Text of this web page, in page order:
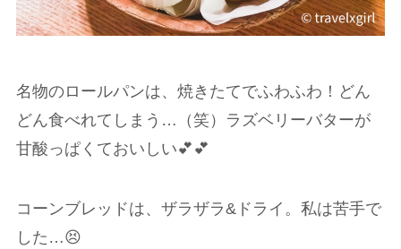
名物のロールパンは、焼きたてでふわふわ！どん
どん食べれてしまう…（笑）ラズベリーバターが
甘酸っぱくておいしい💕💕
コーンブレッドは、ザラザラ&ドライ。私は苦手で
した…😣